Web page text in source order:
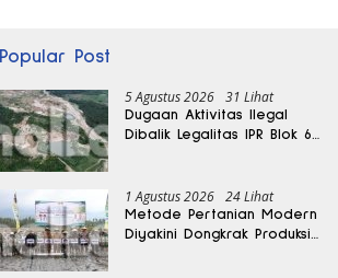
Popular Post
5 Agustus 2026 31 Lihat
Dugaan Aktivitas Ilegal
Dibalik Legalitas IPR Blok 6
1 Agustus 2026 24 Lihat
Metode Pertanian Modern
Diyakini Dongkrak Produksi